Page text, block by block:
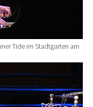
Tide im Stadtgarten am